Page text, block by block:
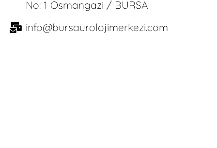
No: 1 Osmangazi / BURSA
info@bursaurolojimerkezi.com